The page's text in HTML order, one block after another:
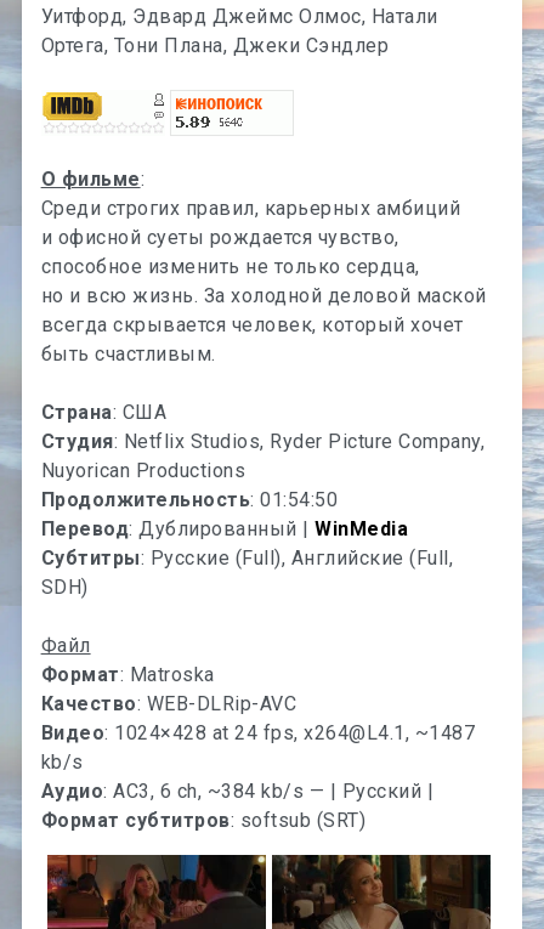
Уитфорд, Эдвард Джеймс Олмос, Натали
Ортега, Тони Плана, Джеки Сэндлер
О фильме:
Среди строгих правил, карьерных амбиций
и офисной суеты рождается чувство,
способное изменить не только сердца,
но и всю жизнь. За холодной деловой маской
всегда скрывается человек, который хочет
быть счастливым.
Страна: США
Студия: Netflix Studios, Ryder Picture Company,
Nuyorican Productions
Продолжительность: 01:54:50
Перевод: Дублированный |WinMedia
Субтитры: Русские (Full), Английские (Full,
SDH)
Файл
Формат: Matroska
Качество: WEB-DLRip-AVC
Видео: 1024×428 at 24 fps,x264@L4.1, ~1487
kb/s
Аудио: AC3, 6 ch, ~384 kb/s — | Русский |
Формат субтитров: softsub (SRT)